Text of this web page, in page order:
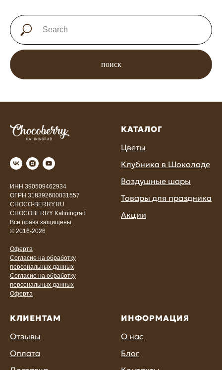
поиск
ИНН 390509462934
ОГРН 318392600031557
CHOCO-BERRY.RU
CHOCOBERRY Kaliningrad
Все права защищены.
© 2016-2026
Оферта
Согласие на обработку
персональных данных
Согласие на обработку
персональных данных
Оферта
КАТАЛОГ
Цветы
Клубника в Шоколаде
Воздушные шары
Товары для праздника
Акции
КЛИЕНТАМ
Отзывы
Оплата
ИНФОРМАЦИЯ
О нас
Блог